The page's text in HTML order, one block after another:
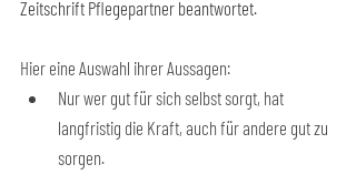
Zeitschrift Pflegepartner beantwortet.
Hier eine Auswahl ihrer Aussagen:
Nur wer gut für sich selbst sorgt, hat
langfristig die Kraft, auch für andere gut zu
sorgen.